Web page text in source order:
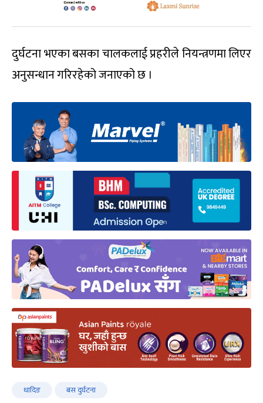
दुर्घटना भएका बसका चालकलाई प्रहरीले नियन्त्रणमा लिएर
अनुसन्धान गरिरहेको जनाएको छ ।
धादिङ बस दुर्घटना